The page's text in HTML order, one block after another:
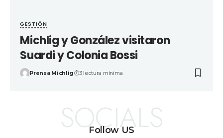
GESTIÓN
Michlig y González visitaron
Suardi y Colonia Bossi
Prensa Michlig 3 lectura mínima
Follow US
SOCIALS